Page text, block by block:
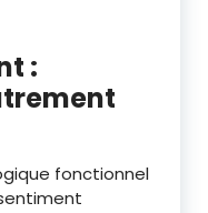
:
fonctionnel